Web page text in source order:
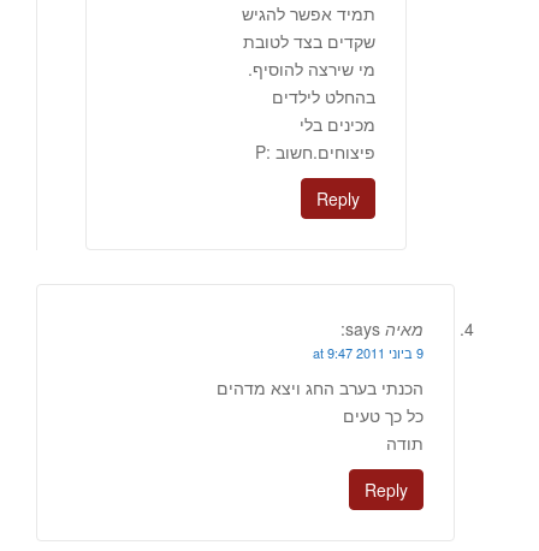
תמיד אפשר להגיש
שקדים בצד לטובת
מי שירצה להוסיף.
בהחלט לילדים
מכינים בלי
פיצוחים.חשוב :P
Reply
מאיה says:
9 ביוני 2011 at 9:47
הכנתי בערב החג ויצא מדהים
כל כך טעים
תודה
Reply